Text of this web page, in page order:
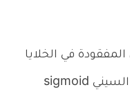
في الخلايا
العصبية في المستقيم والقولون السيني sigmoid